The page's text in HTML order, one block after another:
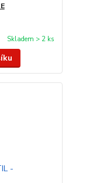
Skladem > 2 ks